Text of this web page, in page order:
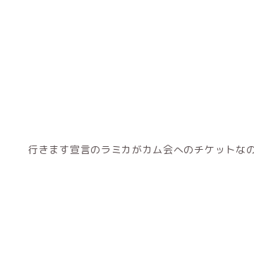
行きます宣言のラミカがカム会へのチケットな